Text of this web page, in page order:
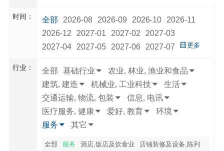
时间： 全部 2026-08 2026-09 2026-10
2026-11
2026-12
2027-01 2027-02
2027-03
2027-04
2027-05 2027-06 2027-07 更多
行业： 全部 基础行业
农业, 林业, 渔业和食品
建筑, 建造
机械业, 工业科技
生活
交通运输, 物流, 包装
信息, 电讯
医疗服务, 健康
爱好, 教育
环境
服务
其它
全部 服务 酒店,饭店及饮食业
店铺装修及设备,陈列